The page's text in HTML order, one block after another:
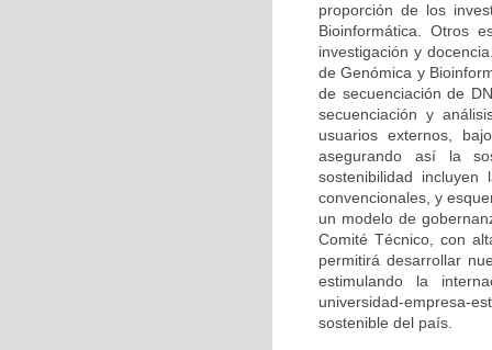
proporción de los
Bioinformática. Otros
investigación y
de Genómica y
de secuenciación de
secuenciación y
usuarios externos,
asegurando así la
sostenibilidad
convencionales, y
un modelo de
Comité Técnico, con
permitirá desarrollar
estimulando la
universidad-empresa-
sostenible del país.